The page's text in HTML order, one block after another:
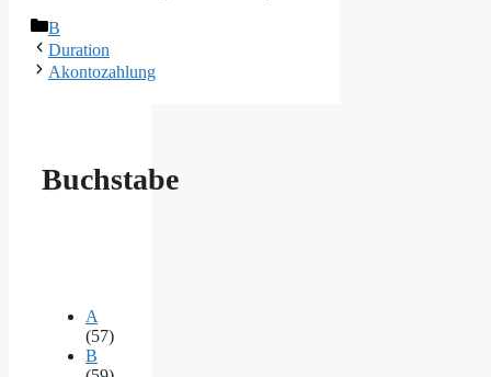
Kategorien
B
Duration
Akontozahlung
Buchstabe
A
(57)
B